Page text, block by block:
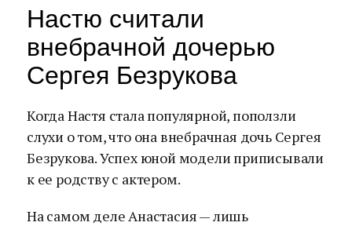
Настю считали
внебрачной дочерью
Сергея Безрукова
Когда Настя стала популярной, поползли
слухи о том, что она внебрачная дочь Сергея
Безрукова. Успех юной модели приписывали
к ее родству с актером.
На самом деле Анастасия — лишь